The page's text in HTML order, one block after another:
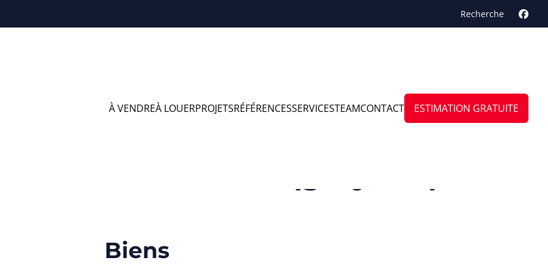
Recherche
À VENDREÀ LOUERPROJETSRÉFÉRENCESSERVICESTEAMCONTACT ESTIMATION GRATUITE
en Andenne (groynne)
Biens